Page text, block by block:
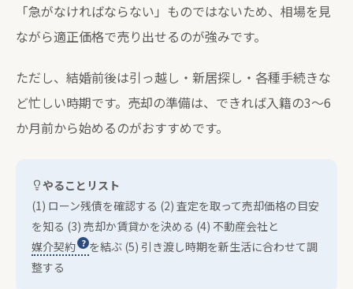
「急がなければならない」ものではないため、相場を見
ながら適正価格で売り出せるのが強みです。
ただし、結婚前後は引っ越し・新居探し・各種手続きな
ど忙しい時期です。売却の準備は、できれば入籍の3〜6
か月前から始めるのがおすすめです。
やることリスト
(1) ローン残債を確認する (2) 査定を取って売却価格の目安
を知る (3) 売却か賃貸かを決める (4) 不動産会社と
媒介契約
を結ぶ (5) 引き渡し時期を新生活に合わせて調
整する